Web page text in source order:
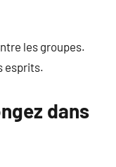
les groupes.
esprits.
dans